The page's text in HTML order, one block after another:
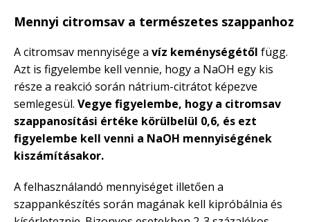
Mennyi citromsav a természetes szappanhoz
A citromsav mennyisége a víz keménységétől függ.
Azt is figyelembe kell vennie, hogy a NaOH egy kis
része a reakció során nátrium-citrátot képezve
semlegesül. Vegye figyelembe, hogy a citromsav
szappanosítási értéke körülbelül 0,6, és ezt
figyelembe kell venni a NaOH mennyiségének
kiszámításakor.
A felhasználandó mennyiséget illetően a
szappankészítés során magának kell kipróbálnia és